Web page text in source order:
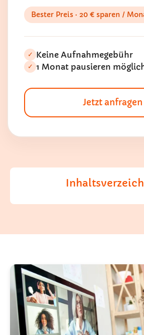
Bester Preis · 20 € sparen /
✓ Keine Aufnahmegebühr
✓ 1 Monat pausieren
Jetzt anfragen